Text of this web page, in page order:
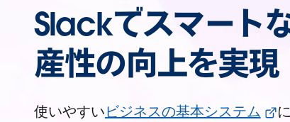
Slackでスマート
産性の向上を実現
使いやすいビジネスの基本システム